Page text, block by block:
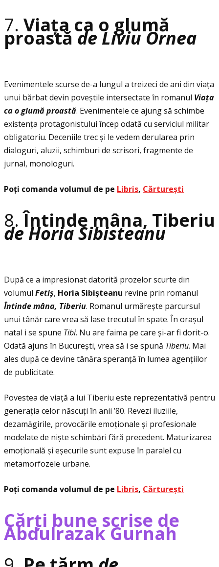
7. Viaţa ca o glumă
proastăde Liviu Ornea
Evenimentele scurse de-a lungul a treizeci de ani din viaţa
unui bărbat devin poveștile intersectate în romanul Viaţa
ca o glumă proastă. Evenimentele ce ajung să schimbe
existenţa protagonistului încep odată cu serviciul militar
obligatoriu. Deceniile trec și le vedem derularea prin
dialoguri, aluzii, schimburi de scrisori, fragmente de
jurnal, monologuri.
Poţi comanda volumul de pe Libris, Cărturești
8.Întinde mâna, Tiberiu
de Horia Sibisteanu
După ce a impresionat datorită prozelor scurte din
volumul Fetiș, Horia Sibișteanu revine prin romanul
Întinde mâna, Tiberiu. Romanul urmărește parcursul
unui tânăr care vrea să lase trecutul în spate. În orașul
natal i se spune Tibi. Nu are faima pe care și-ar fi dorit-o.
Odată ajuns în București, vrea să i se spună Tiberiu. Mai
ales după ce devine tânăra speranţă în lumea agenţiilor
de publicitate.
Povestea de viaţă a lui Tiberiu este reprezentativă pentru
generaţia celor născuţi în anii ’80. Revezi iluziile,
dezamăgirile, provocările emoţionale și profesionale
modelate de niște schimbări fără precedent. Maturizarea
emoţională și eșecurile sunt expuse în paralel cu
metamorfozele urbane.
Poţi comanda volumul de pe Libris, Cărturești
Cărţi bune scrise de
Abdulrazak Gurnah